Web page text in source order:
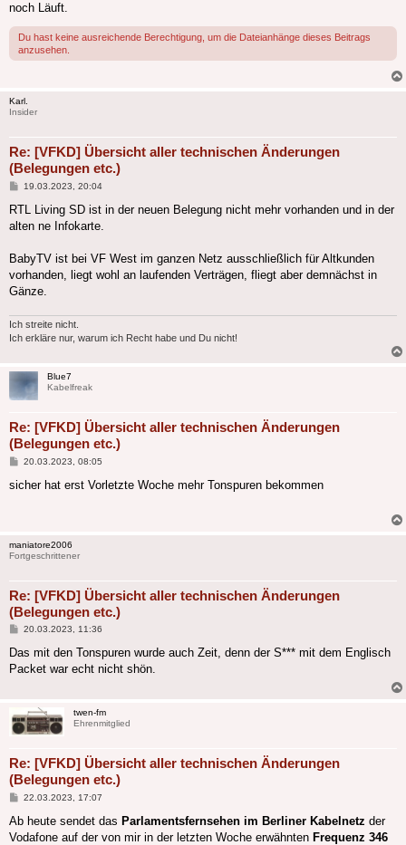
noch Läuft.
Du hast keine ausreichende Berechtigung, um die Dateianhänge dieses Beitrags
anzusehen.
Karl.
Insider
Re: [VFKD] Übersicht aller technischen Änderungen
(Belegungen etc.)
Beitrag
19.03.2023, 20:04
RTL Living SD ist in der neuen Belegung nicht mehr vorhanden und in der
alten ne Infokarte.
BabyTV ist bei VF West im ganzen Netz ausschließlich für Altkunden
vorhanden, liegt wohl an laufenden Verträgen, fliegt aber demnächst in
Gänze.
Ich streite nicht.
Ich erkläre nur, warum ich Recht habe und Du nicht!
Blue7
Kabelfreak
Re: [VFKD] Übersicht aller technischen Änderungen
(Belegungen etc.)
Beitrag
20.03.2023, 08:05
sicher hat erst Vorletzte Woche mehr Tonspuren bekommen
maniatore2006
Fortgeschrittener
Re: [VFKD] Übersicht aller technischen Änderungen
(Belegungen etc.)
Beitrag
20.03.2023, 11:36
Das mit den Tonspuren wurde auch Zeit, denn der S*** mit dem Englisch
Packet war echt nicht shön.
twen-fm
Ehrenmitglied
Re: [VFKD] Übersicht aller technischen Änderungen
(Belegungen etc.)
Beitrag
22.03.2023, 17:07
Ab heute sendet das Parlamentsfernsehen im Berliner Kabelnetz der
Vodafone auf der von mir in der letzten Woche erwähnten Frequenz 346